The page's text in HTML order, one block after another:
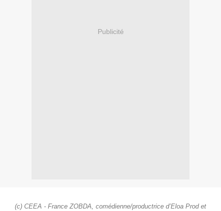
Publicité
(c) CEEA - France ZOBDA, comédienne/productrice d’Eloa Prod et